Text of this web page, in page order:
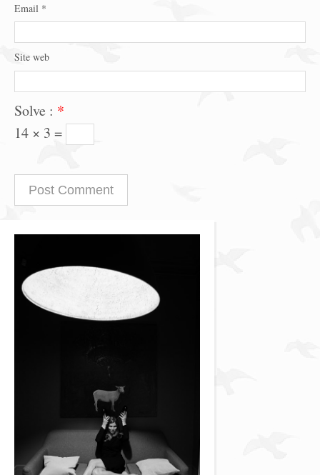
Email *
Site web
Solve : *
14 × 3 =